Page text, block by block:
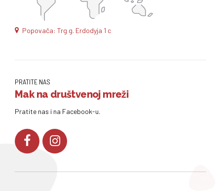
Popovača: Trg g. Erdodyja 1 c
PRATITE NAS
Mak na društvenoj mreži
Pratite nas i na Facebook-u.